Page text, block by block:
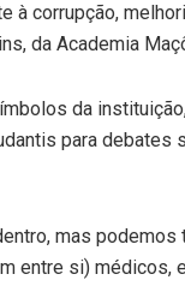
corrupção,
da Academia
da
para debates
mas
entre si) médicos,